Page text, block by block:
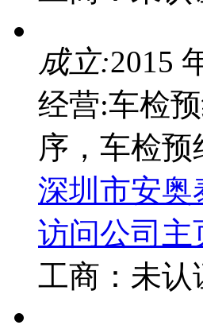
成立:2015
经营:车检
序，车检预
深圳市安奥
访问公司主
工商： 未认